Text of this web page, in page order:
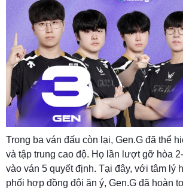
Trong ba ván đấu còn lại, Gen.G đã thể
và tập trung cao độ. Họ lần lượt gỡ hòa
vào ván 5 quyết định. Tại đây, với tâm lý
phối hợp đồng đội ăn ý, Gen.G đã hoàn